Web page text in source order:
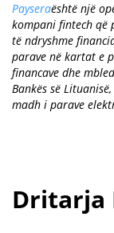
Payseraështë një
kompani fintech që
të ndryshme
parave në kartat e
financave dhe
Bankës së
madh i parave
Dritarja